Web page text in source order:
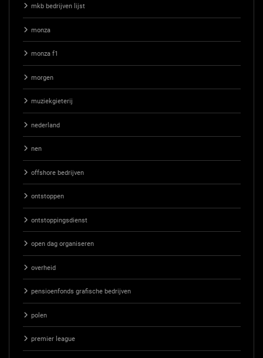
mkb bedrijven lijst
monza
monza f1
morgen
muziekgieterij
nederland
nen
offshore bedrijven
ontstoppen
ontstoppingsdienst
open dag organiseren
overheid
pensioenfonds grafische bedrijven
polen
premier league